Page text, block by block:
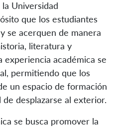
Universidad
que los estudiantes
se acerquen de manera
literatura y
experiencia académica se
permitiendo que los
un espacio de formación
desplazarse al exterior.
se busca promover la